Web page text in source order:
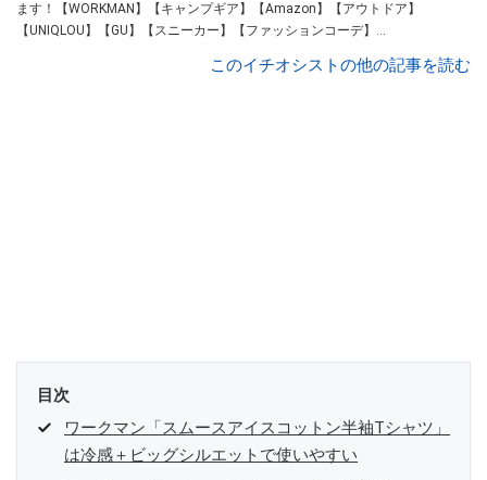
ます！【WORKMAN】【キャンプギア】【Amazon】【アウトドア】
【UNIQLOU】【GU】【スニーカー】【ファッションコーデ】
このイチオシストの他の記事を読む
目次
ワークマン「スムースアイスコットン半袖Tシャツ」
は冷感＋ビッグシルエットで使いやすい